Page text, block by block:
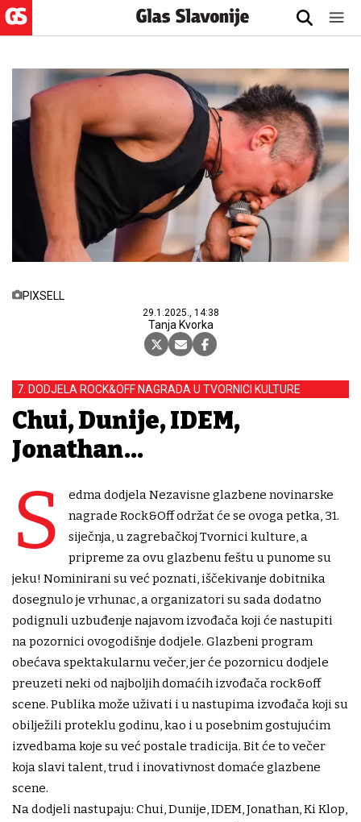
PIXSELL
29.1.2025., 14:38
Tanja Kvorka
7. DODJELA ROCK&OFF NAGRADA U TVORNICI KULTURE
Chui, Dunije, IDEM,
Jonathan...
S
edma dodjela Nezavisne glazbene novinarske
nagrade Rock&Off održat će se ovoga petka, 31.
siječnja, u zagrebačkoj Tvornici kulture, a
pripreme za ovu glazbenu feštu u punome su
jeku! Nominirani su već poznati, iščekivanje dobitnika
dosegnulo je vrhunac, a organizatori su sada dodatno
podignuli uzbuđenje najavom izvođača koji će nastupiti
na pozornici ovogodišnje dodjele. Glazbeni program
obećava spektakularnu večer, jer će pozornicu dodjele
preuzeti neki od najboljih domaćih izvođača rock&off
scene. Publika može uživati i u nastupima izvođača koji su
obilježili proteklu godinu, kao i u posebnim gostujućim
izvedbama koje su već postale tradicija. Bit će to večer
koja slavi talent, trud i inovativnost domaće glazbene
scene.
Na dodjeli nastupaju: Chui, Dunije, IDEM, Jonathan, Ki Klop,